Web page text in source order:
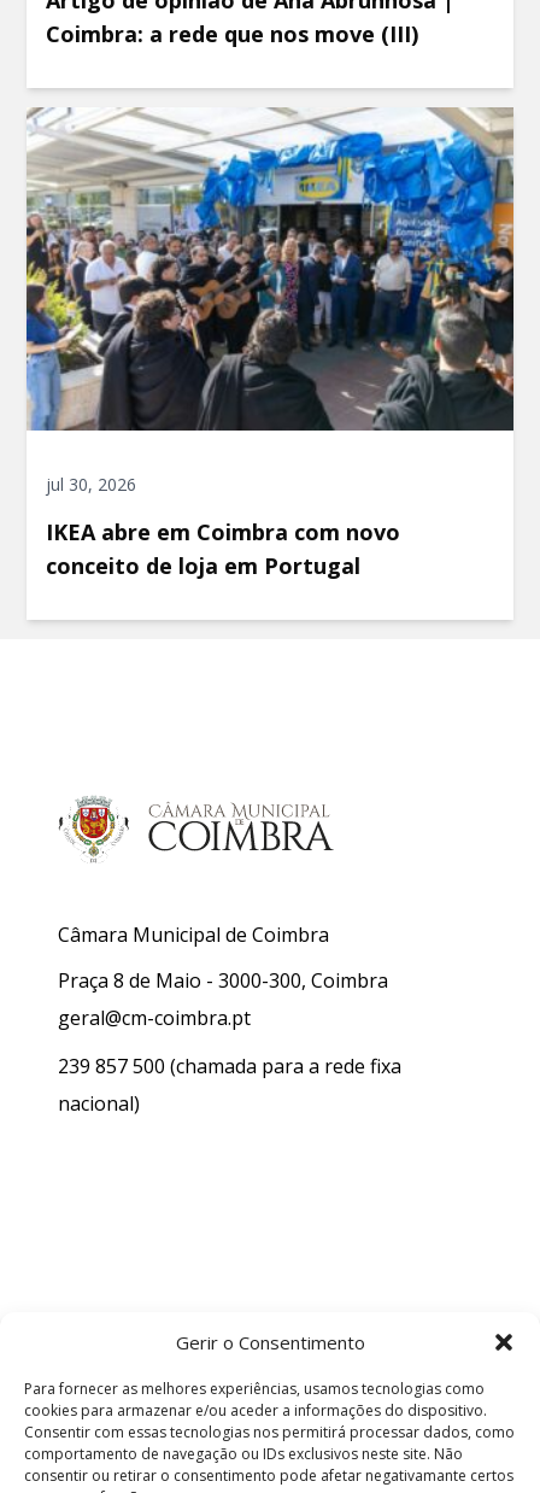
Gerir o Consentimento
Para fornecer as melhores experiências, usamos tecnologias como
cookies para armazenar e/ou aceder a informações do dispositivo.
Consentir com essas tecnologias nos permitirá processar dados, como
comportamento de navegação ou IDs exclusivos neste site. Não
consentir ou retirar o consentimento pode afetar negativamante certos
Coimbra: a rede que nos move (III)
jul 30, 2026
IKEA abre em Coimbra com novo
conceito de loja em Portugal
Câmara Municipal de Coimbra
Praça 8 de Maio - 3000-300, Coimbra
geral@cm-coimbra.pt
239 857 500 (chamada para a rede fixa
nacional)